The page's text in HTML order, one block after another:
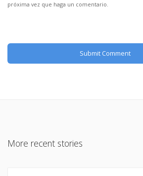
próxima vez que haga un comentario.
More recent stories